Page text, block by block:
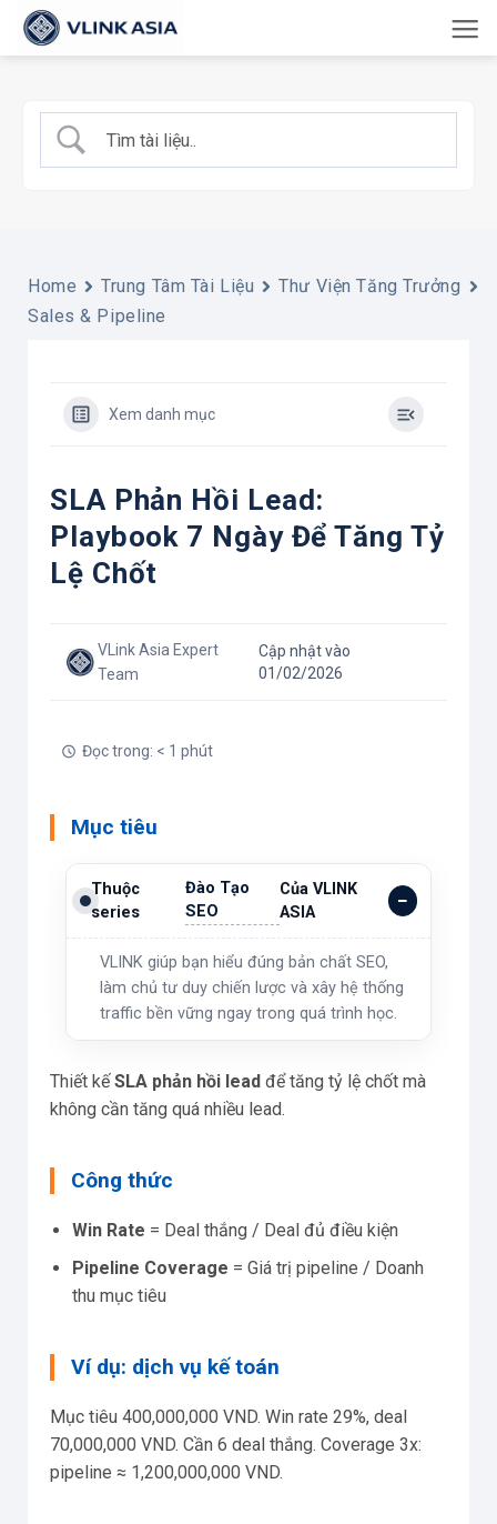
qua
dung
Home Trung Tâm Tài Liệu
Thư Viện Tăng Trưởng
Sales & Pipeline
Xem danh mục
SLA Phản Hồi Lead:
Playbook 7 Ngày Để Tăng Tỷ
Lệ Chốt
VLink Asia Expert
Team
Cập nhật vào
01/02/2026
Đọc trong: < 1 phút
Mục tiêu
Thuộc
series
Đào Tạo
SEO
Của VLINK
ASIA
VLINK giúp bạn hiểu đúng bản chất SEO,
làm chủ tư duy chiến lược và xây hệ thống
traffic bền vững ngay trong quá trình học.
Thiết kếSLA phản hồi lead để tăng tỷ lệ chốt mà
không cần tăng quá nhiều lead.
Công thức
Win Rate = Deal thắng / Deal đủ điều kiện
Pipeline Coverage = Giá trị pipeline / Doanh
thu mục tiêu
Ví dụ: dịch vụ kế toán
Mục tiêu 400,000,000 VND. Win rate 29%, deal
70,000,000 VND. Cần 6 deal thắng. Coverage 3x:
pipeline ≈ 1,200,000,000 VND.